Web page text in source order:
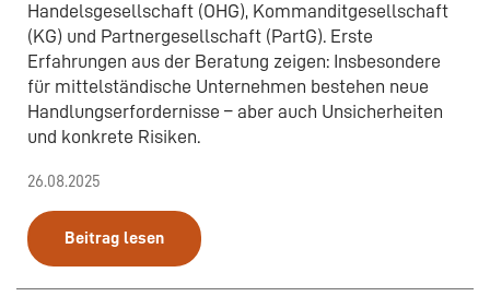
Handelsgesellschaft (OHG), Kommanditgesellschaft
(KG) und Partnergesellschaft (PartG). Erste
Erfahrungen aus der Beratung zeigen: Insbesondere
für mittelständische Unternehmen bestehen neue
Handlungserfordernisse – aber auch Unsicherheiten
und konkrete Risiken.
26.08.2025
Beitrag lesen